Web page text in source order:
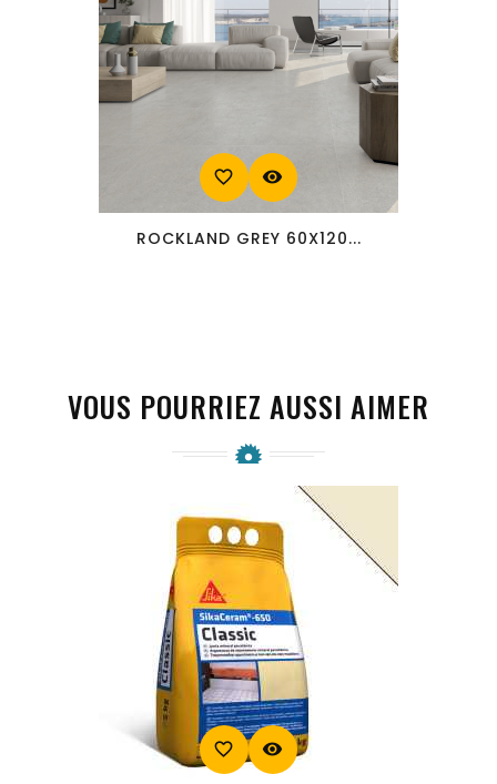
favorite_border visibility
ROCKLAND GREY 60X120...
VOUS POURRIEZ AUSSI AIMER
favorite_border visibility